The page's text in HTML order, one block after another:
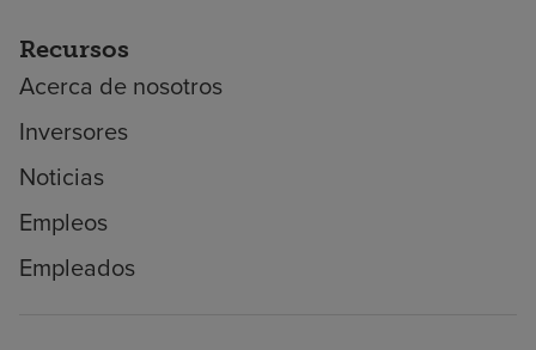
Recursos
Acerca de nosotros
Inversores
Noticias
Empleos
Empleados